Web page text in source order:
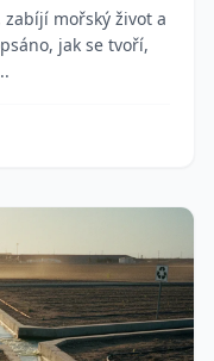
mořský život a
jak se tvoří,